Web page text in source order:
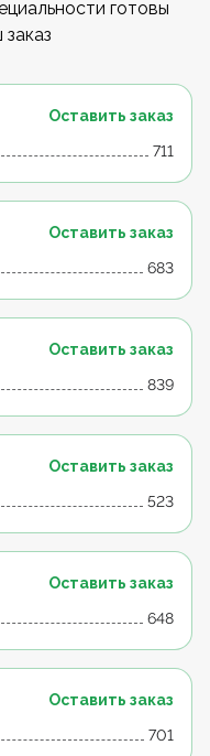
готовы
Оставить заказ
711
Оставить заказ
683
Оставить заказ
839
Оставить заказ
523
Оставить заказ
648
Оставить заказ
701